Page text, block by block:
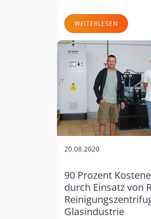
WEITERLESEN
20.08.2020
90 Prozent
durch Einsatz von
Glasindustrie